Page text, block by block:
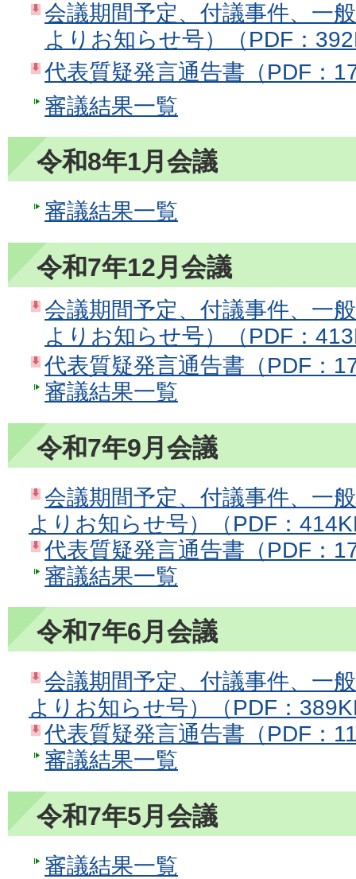
会議期間予定、付議事件、一
よりお知らせ号）（PDF：
代表質疑発言通告書（PDF：
審議結果一覧
令和8年1月会議
審議結果一覧
令和7年12月会議
会議期間予定、付議事件、一
よりお知らせ号）（PDF：
代表質疑発言通告書（PDF：
審議結果一覧
令和7年9月会議
会議期間予定、付議事件、一
よりお知らせ号）（PDF：
代表質疑発言通告書（PDF：
審議結果一覧
令和7年6月会議
会議期間予定、付議事件、一
よりお知らせ号）（PDF：
代表質疑発言通告書（PDF：
審議結果一覧
令和7年5月会議
審議結果一覧